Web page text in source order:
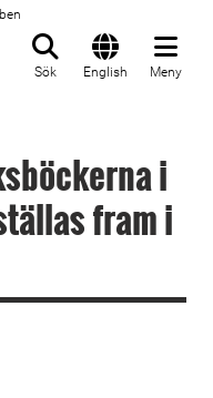
Sök English Meny
i
fram i